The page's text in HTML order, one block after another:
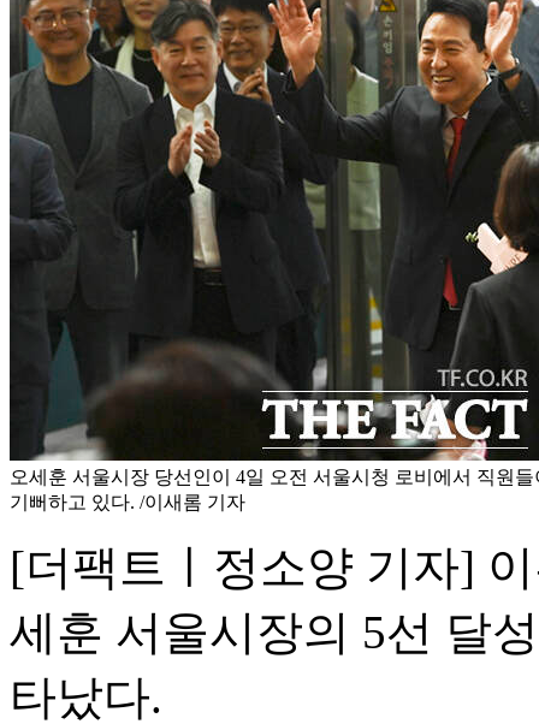
오세훈 서울시장 당선인이 4일 오전 서울시청 로비에서 직원
기뻐하고 있다. /이새롬 기자
[더팩트ㅣ정소양 기자]
세훈 서울시장의 5선 달
타났다.